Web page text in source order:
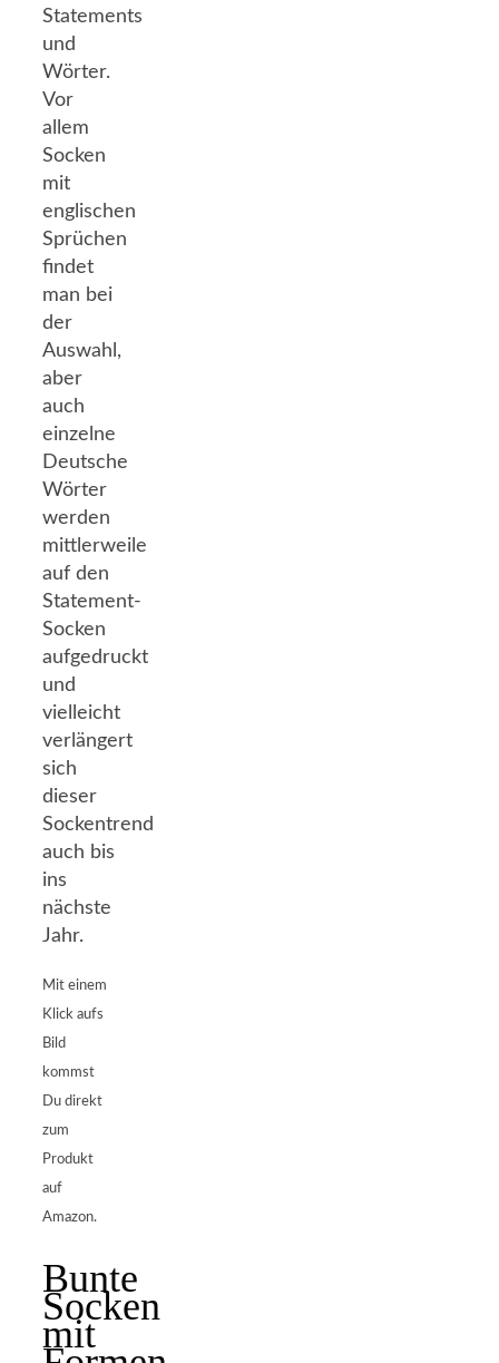
Statements
und
Wörter.
Vor
allem
Socken
mit
englischen
Sprüchen
findet
man bei
der
Auswahl,
aber
auch
einzelne
Deutsche
Wörter
werden
mittlerweile
auf den
Statement-
Socken
aufgedruckt
und
vielleicht
verlängert
sich
dieser
Sockentrend
auch bis
ins
nächste
Jahr.
Mit einem
Klick aufs
Bild
kommst
Du direkt
zum
Produkt
auf
Amazon.
Bunte
Socken
mit